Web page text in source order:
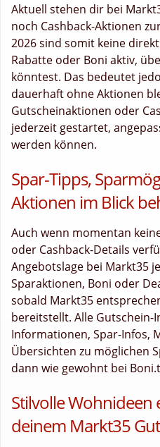
Aktuell stehen dir bei
noch Cashback-Aktionen
2026 sind somit keine
Rabatte oder Boni aktiv,
könntest. Das bedeutet
dauerhaft ohne Aktionen
Gutscheinaktionen oder
jederzeit gestartet,
werden können.
Spar-Tipps,
Aktionen im Blick
Auch wenn momentan
oder Cashback-Details
Angebotslage bei Markt35
Sparaktionen, Boni oder
sobald Markt35
bereitstellt. Alle Gutschein-
Informationen, Spar-Infos,
Übersichten zu möglichen
dann wie gewohnt bei
Stilvolle Wohnideen
deinem Markt35